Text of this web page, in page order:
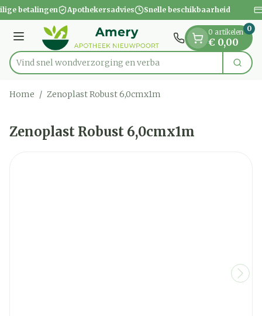
Ga naar de inhoud
1 van 1
betalingen Apothekersadvies Snelle beschikbaarheid
Menu
Product, merk, categorie...
Vind snel wondverzorging Zoek
0 artikelen
€ 0,00
0
Home / Zenoplast Robust 6,0cmx1m
Zenoplast Robust 6,0cmx1m